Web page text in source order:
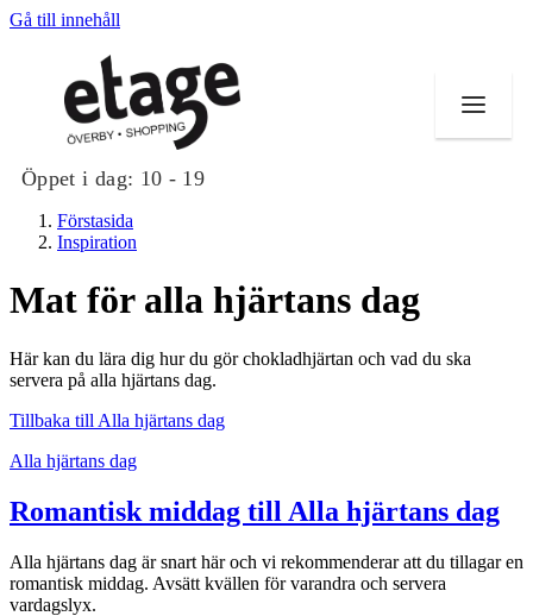
Gå till innehåll
Öppet i dag: 10 - 19
Mat och dryck
Evenemang
Erbjudanden
Kundklubb
Inspiration
Förstasida
Inspiration
Mat för alla hjärtans dag
Här kan du lära dig hur du gör chokladhjärtan och vad du ska
servera på alla hjärtans dag.
Tillbaka till Alla hjärtans dag
Alla hjärtans dag
Romantisk middag till Alla hjärtans dag
Alla hjärtans dag är snart här och vi rekommenderar att du tillagar en
romantisk middag. Avsätt kvällen för varandra och servera
vardagslyx.